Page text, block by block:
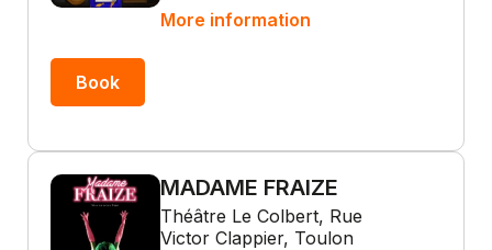
More information
Book
MADAME FRAIZE
Théâtre Le Colbert, Rue
Victor Clappier, Toulon